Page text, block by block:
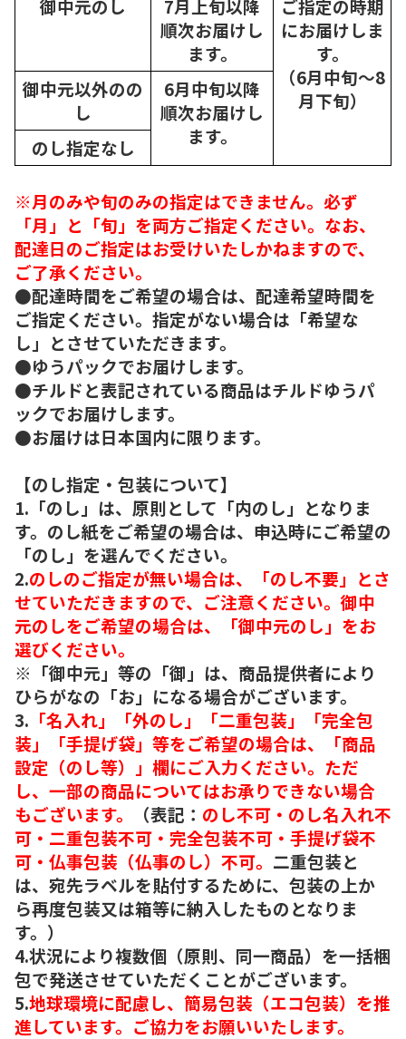
御中元のし
7月上旬以降
順次お届けし
ます。
ご指定の時期
にお届けしま
す。
（6月中旬～8
月下旬）
御中元以外のの
し
6月中旬以降
順次お届けし
ます。
のし指定なし
※月のみや旬のみの指定はできません。必ず
「月」と「旬」を両方ご指定ください。なお、
配達日のご指定はお受けいたしかねますので、
ご了承ください。
●配達時間をご希望の場合は、配達希望時間を
ご指定ください。指定がない場合は「希望な
し」とさせていただきます。
●ゆうパックでお届けします。
●チルドと表記されている商品はチルドゆうパ
ックでお届けします。
●お届けは日本国内に限ります。
【のし指定・包装について】
1.「のし」は、原則として「内のし」となりま
す。のし紙をご希望の場合は、申込時にご希望の
「のし」を選んでください。
2.のしのご指定が無い場合は、「のし不要」とさ
せていただきますので、ご注意ください。御中
元のしをご希望の場合は、「御中元のし」をお
選びください。
※「御中元」等の「御」は、商品提供者により
ひらがなの「お」になる場合がございます。
3. 「名入れ」「外のし」「二重包装」「完全包
装」「手提げ袋」等をご希望の場合は、「商品
設定（のし等）」欄にご入力ください。ただ
し、一部の商品についてはお承りできない場合
もございます。
（表記： のし不可・のし名入れ不
可・二重包装不可・完全包装不可・手提げ袋不
可・仏事包装（仏事のし）不可。 二重包装と
は、宛先ラベルを貼付するために、包装の上か
ら再度包装又は箱等に納入したものとなりま
す。）
4.状況により複数個（原則、同一商品）を一括梱
包で発送させていただくことがございます。
5.地球環境に配慮し、簡易包装（エコ包装）を推
進しています。ご協力をお願いいたします。